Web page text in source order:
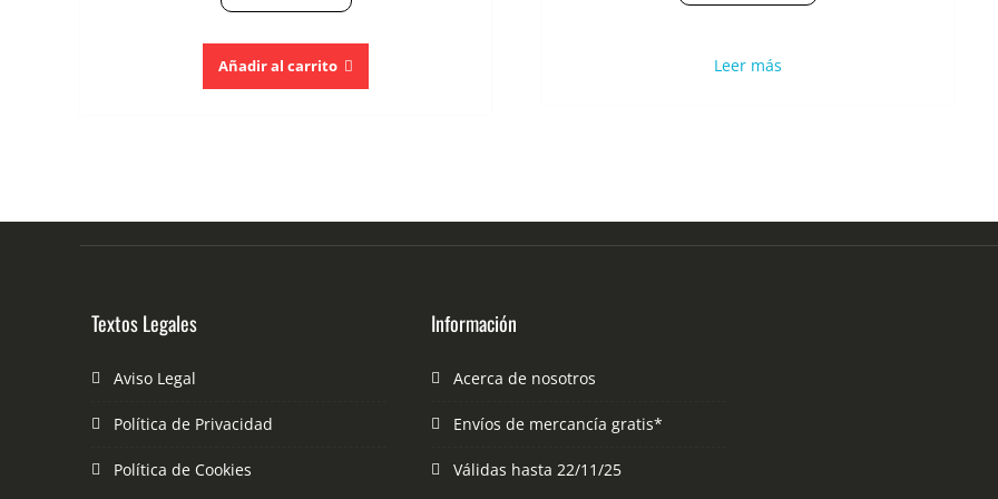
Añadir al carrito Leer más
Textos Legales
Aviso Legal
Política de Privacidad
Política de Cookies
Información
Acerca de nosotros
Envíos de mercancía gratis*
Válidas hasta 22/11/25